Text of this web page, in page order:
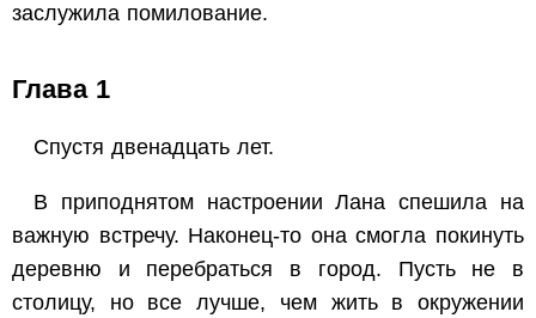
заслужила помилование.
Глава 1
Спустя двенадцать лет.
В приподнятом настроении Лана спешила на
важную встречу. Наконец-то она смогла покинуть
деревню и перебраться в город. Пусть не в
столицу, но все лучше, чем жить в окружении